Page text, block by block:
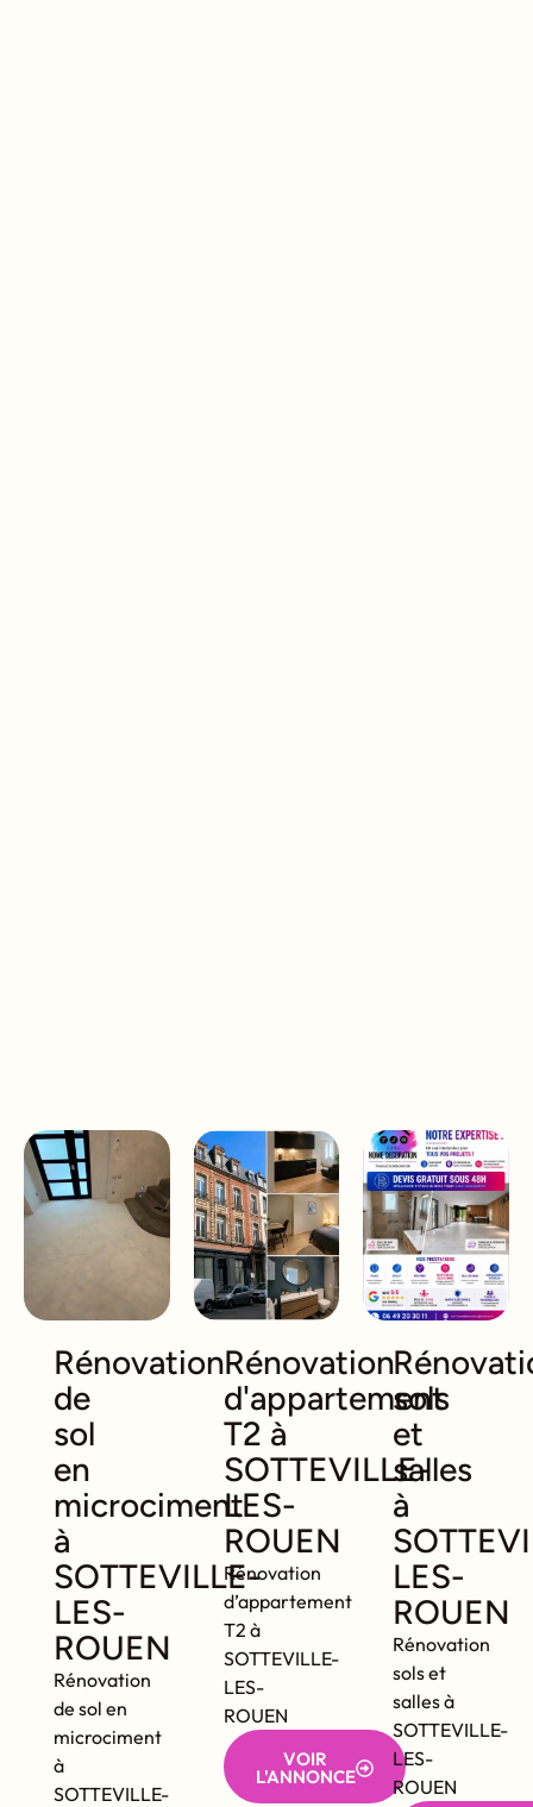
Rénovation
de
sol
en
microciment
à
SOTTEVILLE-
LES-
ROUEN
Rénovation
de sol en
microciment
à
SOTTEVILLE-
Rénovation
d'appartement
T2 à
SOTTEVILLE-
LES-
ROUEN
Rénovation
d’appartement
T2 à
SOTTEVILLE-
LES-
ROUEN
VOIR
L'ANNONCE
sols
et
salles
à
LES-
ROUEN
Rénovation
sols et
salles à
SOTTEVILLE-
LES-
ROUEN